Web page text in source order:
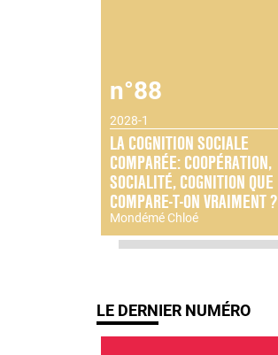
n°88
2028-1
LA COGNITION SOCIALE
COMPARÉE: COOPÉRATION,
SOCIALITÉ, COGNITION QUE
COMPARE-T-ON VRAIMENT ?
Mondémé Chloé
LE DERNIER NUMÉRO